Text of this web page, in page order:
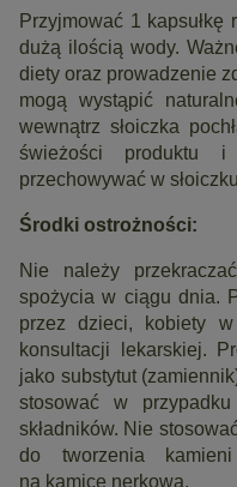
Przyjmować 1
dużą ilością wody.
diety oraz prowadzenie
mogą wystąpić
wewnątrz słoiczka
świeżości produktu
przechowywać w
Środki ostrożności:
Nie należy
spożycia w ciągu dnia.
przez dzieci, kobiety
konsultacji lekarskiej.
jako substytut
stosować w
składników. Nie
do tworzenia
na kamicę nerkową.